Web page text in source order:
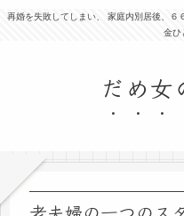
再婚を失敗してしまい、 家庭内別居後、６
金ひ
だめ女